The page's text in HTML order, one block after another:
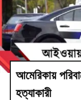
আমেরিকায়
হত্যাকারী